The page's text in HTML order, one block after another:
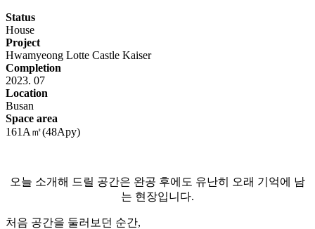
Status
House
Project
Hwamyeong Lotte Castle Kaiser
Completion
2023. 07
Location
Busan
Space area
161A㎡(48Apy)
오늘 소개해 드릴 공간은 완공 후에도 유난히 오래 기억에 남
는 현장입니다.
처음 공간을 둘러보던 순간,